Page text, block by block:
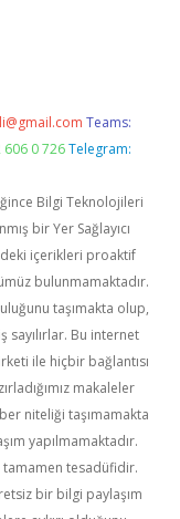
Teams:
0 726 Telegram:
Bilgi Teknolojileri
bir Yer Sağlayıcı
içerikleri proaktif
bulunmamaktadır.
taşımakta olup,
Bu internet
ile hiçbir bağlantısı
makaleler
niteliği taşımamakta
yapılmamaktadır.
tesadüfidir.
bir bilgi paylaşım